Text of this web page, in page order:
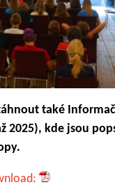
také
2025), kde jsou